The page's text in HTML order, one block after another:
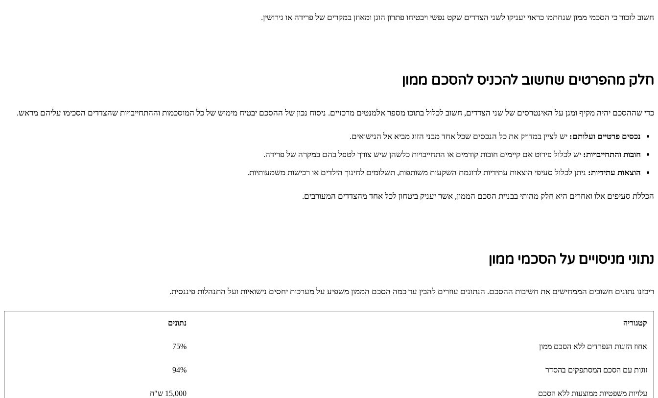
חשוב לזכור כי הסכמי ממון שנחתמו כראוי יעניקו לשני הצדדים שקט נפשי ויבטיחו פתרון הוגן ומאוזן במקרים של פרידה או גירושין.
חלק מהפרטים שחשוב להכניס להסכם ממון
כדי שההסכם יהיה מקיף ומגן על האינטרסים של שני הצדדים, חשוב לכלול בתוכו מספר אלמנטים מרכזיים. ניסוח נכון של ההסכם יבטיח מימוש של כל המוסכמות וההתחייבויות שהצדדים הסכימו עליהם מראש.
נכסים פרטיים ועלותם: יש לציין במדויק את כל הנכסים שכל אחד מבני הזוג מביא אל הנישואים.
חובות והתחייבויות: יש לכלול פירוט אם קיימים חובות קודמים או התחייבויות כלשהן שיש צורך לטפל בהם במקרה של פרידה.
הוצאות עתידיות: ניתן לכלול סעיפי הוצאות עתידיות לדוגמת השקעות משותפות, תשלומים לחינוך הילדים או רכישות משמעותיות.
הכללת סעיפים אלו ואחרים היא חלק מהותי בבניית הסכם הממון, אשר יעניק ביטחון לכל אחד מהצדדים המעורבים.
נתוני מניסויים על הסכמי ממון
ריכזנו נתונים חשובים הממחישים את חשיבות ההסכם. הנתונים עוזרים להבין עד כמה הסכם הממון משפיע על מערכות יחסים נישואיות ועל התנהלות פיננסית.
קטגוריה נתונים
אחוז הזוגות הנפרדים ללא הסכם ממון 75%
זוגות עם הסכם המסתפקים בהסדר 94%
עלויות משפטיות ממוצעות ללא הסכם 15,000 ש"ח